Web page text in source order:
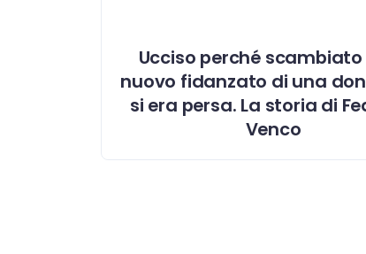
Ucciso perché scambiato
nuovo fidanzato di una
si era persa. La storia di
Venco